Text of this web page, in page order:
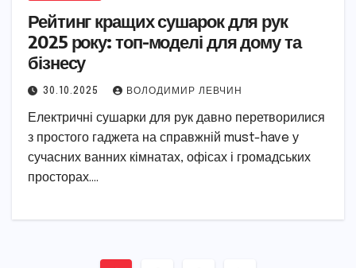
Рейтинг кращих сушарок для рук
2025 року: топ-моделі для дому та
бізнесу
30.10.2025 ВОЛОДИМИР ЛЕВЧИН
Електричні сушарки для рук давно перетворилися
з простого гаджета на справжній must-have у
сучасних ванних кімнатах, офісах і громадських
просторах.…